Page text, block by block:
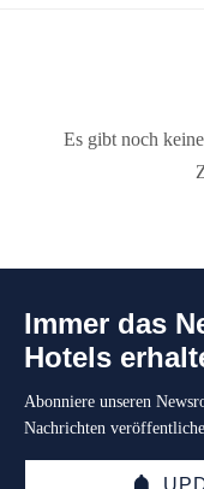
Es gibt noch
Immer das
Hotels
Abonniere unseren
Nachrichten